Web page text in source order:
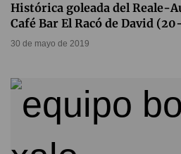
Histórica goleada del Reale-
Café Bar El Racó de David
30 de mayo de 2019